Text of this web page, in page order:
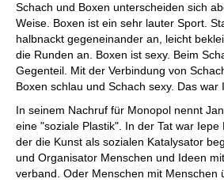
Schach und Boxen unterscheiden sich
Weise. Boxen ist ein sehr lauter Sport.
halbnackt gegeneinander an, leicht
die Runden an. Boxen ist sexy. Beim
Gegenteil. Mit der Verbindung von
Boxen schlau und Schach sexy. Das war
In seinem Nachruf für Monopol nennt
eine "soziale Plastik". In der Tat war Iepe
der die Kunst als sozialen Katalysator
und Organisator Menschen und Ideen
verband. Oder Menschen mit Menschen